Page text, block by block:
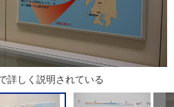
詳しく説明されている